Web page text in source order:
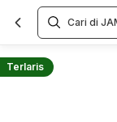
Terlaris
Overview